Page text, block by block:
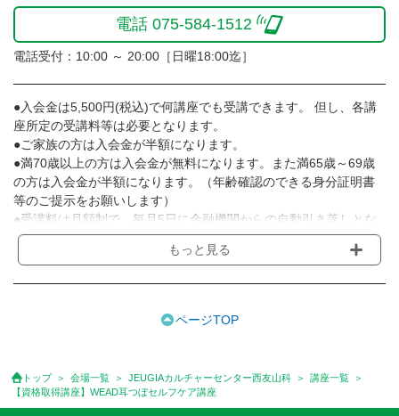
電話 075-584-1512
電話受付：10:00 ～ 20:00［日曜18:00迄］
●入会金は5,500円(税込)で何講座でも受講できます。 但し、各講
座所定の受講料等は必要となります。
●ご家族の方は入会金が半額になります。
●満70歳以上の方は入会金が無料になります。また満65歳～69歳
の方は入会金が半額になります。（年齢確認のできる身分証明書
等のご提示をお願いします）
●受講料は月額制で、毎月5日に金融機関からの自動引き落しとな
ります。
※講座によってはお支払い方法が異なる場合がありますのでご確認
ております。また一部の講座では別途傷害保険料も含まれており
●資格認定講座の試験料・認定料などは別途要しますのでお問い合
せください。
もっと見る
ページTOP
トップ 会場一覧 JEUGIAカルチャーセンター西友山科
講座一覧
【資格取得講座】WEAD耳つぼセルフケア講座